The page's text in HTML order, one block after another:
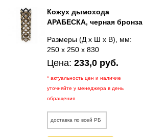
Кожух дымохода
АРАБЕСКА, черная бронза
Размеры (Д х Ш х В), мм:
250 х 250 х 830
Цена:233,0 руб.
* актуальность цен и наличие
уточняйте у менеджера в день
обращения
доставка по всей РБ